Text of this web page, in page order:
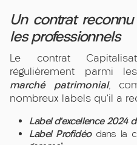
Un contrat
les professionnels
Le contrat
régulièrement parmi
marché patrimonial,
nombreux labels qu’il a
Label d’excellence 2024
Label Profidéodans la